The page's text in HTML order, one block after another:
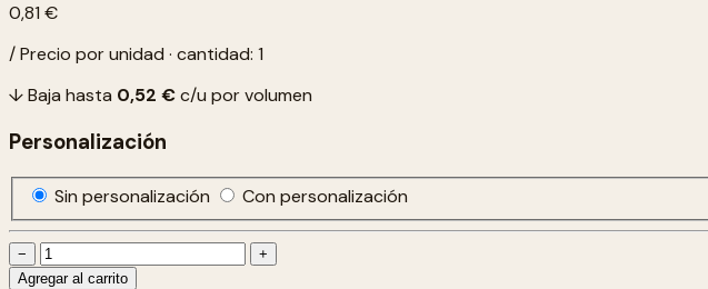
0,81 €
/ Precio por unidad · cantidad: 1
↓ Baja hasta 0,52 €c/u por volumen
Personalización
Sin personalización Con personalización
−
+
Agregar al carrito